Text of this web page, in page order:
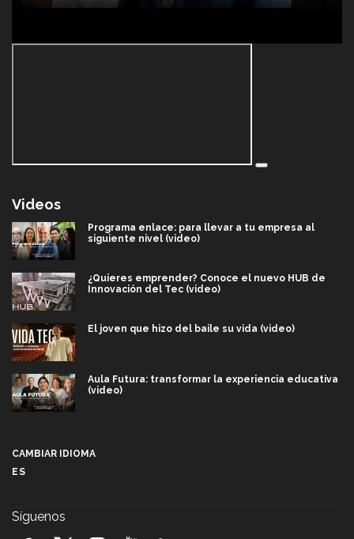
Videos
Programa enlace: para llevar a tu empresa al
siguiente nivel (video)
¿Quieres emprender? Conoce el nuevo HUB de
Innovación del Tec (video)
El joven que hizo del baile su vida (video)
Aula Futura: transformar la experiencia educativa
(video)
CAMBIAR IDIOMA
ES
Síguenos